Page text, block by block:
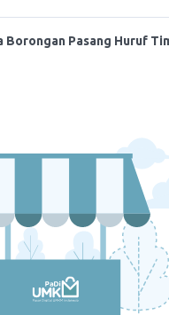
Borongan Pasang Huruf